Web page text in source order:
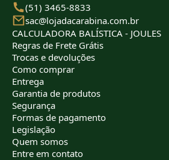
(51) 3465-8833
sac@lojadacarabina.com.br
CALCULADORA BALÍSTICA - JOULES
Regras de Frete Grátis
Trocas e devoluções
Como comprar
Entrega
Garantia de produtos
Segurança
Formas de pagamento
Legislação
Quem somos
Entre em contato